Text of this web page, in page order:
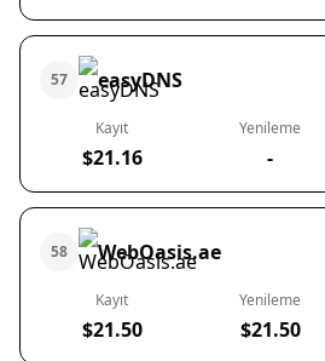
57 easyDNS
Kayıt
$21.16
Yenileme
-
58 WebOasis.ae
Kayıt
$21.50
Yenileme
$21.50